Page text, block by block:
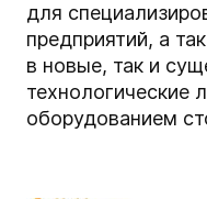
для
предприятий, а
в новые, так и
технологические
оборудованием